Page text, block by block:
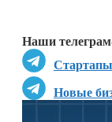
Наши
Стартапы
Новые